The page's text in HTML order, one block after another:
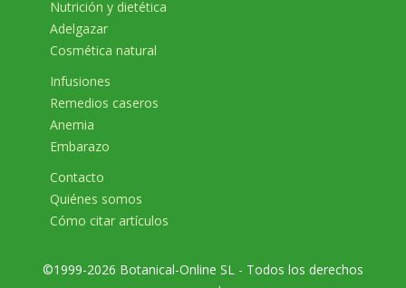
Nutrición y dietética
Adelgazar
Cosmética natural
Infusiones
Remedios caseros
Anemia
Embarazo
Contacto
Quiénes somos
Cómo citar artículos
©1999-2026 Botanical-Online SL - Todos los derechos